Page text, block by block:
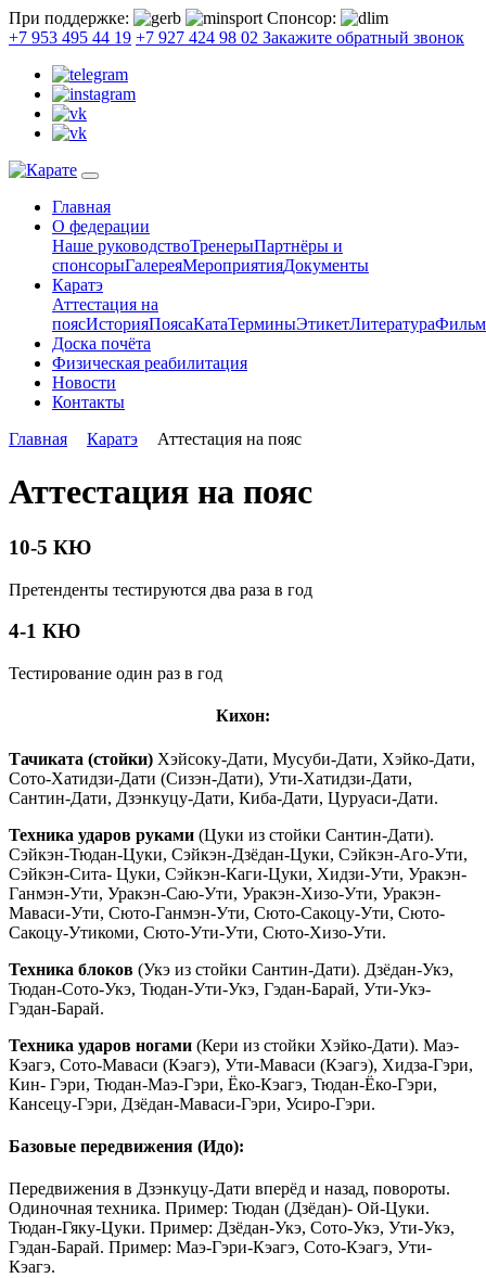
При поддержке:
Спонсор:
+7 953 495 44 19 +7 927 424 98 02 Закажите обратный звонок
Главная
О федерации
Наше руководствоТренерыПартнёры и
спонсорыГалереяМероприятияДокументы
Каратэ
Аттестация на
поясИсторияПоясаКатаТерминыЭтикетЛитература
Доска почёта
Физическая реабилитация
Новости
Контакты
Главная
Каратэ Аттестация на пояс
Аттестация на пояс
10-5 КЮ
Претенденты тестируются два раза в год
4-1 КЮ
Тестирование один раз в год
Кихон:
Тачиката (стойки) Хэйсоку-Дати, Мусуби-Дати, Хэйко-Дати,
Сото-Хатидзи-Дати (Сизэн-Дати), Ути-Хатидзи-Дати,
Сантин-Дати, Дзэнкуцу-Дати, Киба-Дати, Цуруаси-Дати.
Техника ударов руками (Цуки из стойки Сантин-Дати).
Сэйкэн-Тюдан-Цуки, Сэйкэн-Дзёдан-Цуки, Сэйкэн-Аго-Ути,
Сэйкэн-Сита- Цуки, Сэйкэн-Каги-Цуки, Хидзи-Ути, Уракэн-
Ганмэн-Ути, Уракэн-Саю-Ути, Уракэн-Хизо-Ути, Уракэн-
Маваси-Ути, Сюто-Ганмэн-Ути, Сюто-Сакоцу-Ути, Сюто-
Сакоцу-Утикоми, Сюто-Ути-Ути, Сюто-Хизо-Ути.
Техника блоков (Укэ из стойки Сантин-Дати). Дзёдан-Укэ,
Тюдан-Сото-Укэ, Тюдан-Ути-Укэ, Гэдан-Барай, Ути-Укэ-
Гэдан-Барай.
Техника ударов ногами (Кери из стойки Хэйко-Дати). Маэ-
Кэагэ, Сото-Маваси (Кэагэ), Ути-Маваси (Кэагэ), Хидза-Гэри,
Кин- Гэри, Тюдан-Маэ-Гэри, Ёко-Кэагэ, Тюдан-Ёко-Гэри,
Кансецу-Гэри, Дзёдан-Маваси-Гэри, Усиро-Гэри.
Базовые передвижения (Идо):
Передвижения в Дзэнкуцу-Дати вперёд и назад, повороты.
Одиночная техника. Пример: Тюдан (Дзёдан)- Ой-Цуки.
Тюдан-Гяку-Цуки. Пример: Дзёдан-Укэ, Сото-Укэ, Ути-Укэ,
Гэдан-Барай. Пример: Маэ-Гэри-Кэагэ, Сото-Кэагэ, Ути-
Кэагэ.